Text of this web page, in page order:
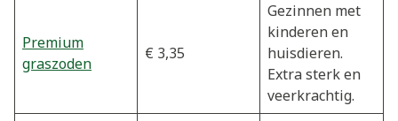
Premium
graszoden
€ 3,35
Gezinnen met
kinderen en
huisdieren.
Extra sterk en
veerkrachtig.